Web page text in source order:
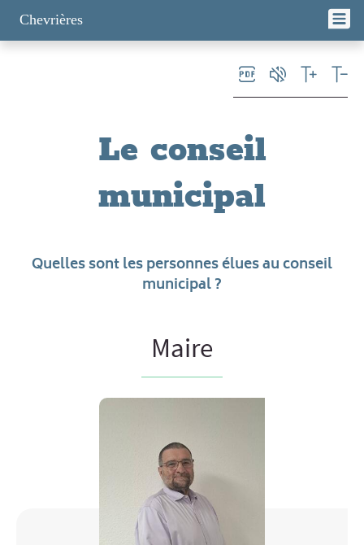
Chevrières
Le conseil
municipal
Quelles sont les personnes élues au conseil
municipal ?
Maire